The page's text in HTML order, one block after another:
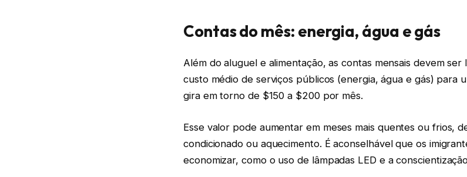
Contas do mês: energia, água e gás
Além do aluguel e alimentação, as contas mensais devem ser
custo médio de serviços públicos (energia, água e gás) para
gira em torno de $150 a $200 por mês.
Esse valor pode aumentar em meses mais quentes ou frios,
condicionado ou aquecimento. É aconselhável que os
economizar, como o uso de lâmpadas LED e a